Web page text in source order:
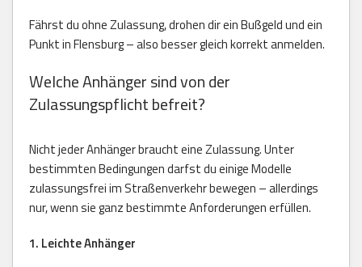
Fährst du ohne Zulassung, drohen dir ein Bußgeld und ein
Punkt in Flensburg – also besser gleich korrekt anmelden.
Welche Anhänger sind von der
Zulassungspflicht befreit?
Nicht jeder Anhänger braucht eine Zulassung. Unter
bestimmten Bedingungen darfst du einige Modelle
zulassungsfrei im Straßenverkehr bewegen – allerdings
nur, wenn sie ganz bestimmte Anforderungen erfüllen.
1. Leichte Anhänger